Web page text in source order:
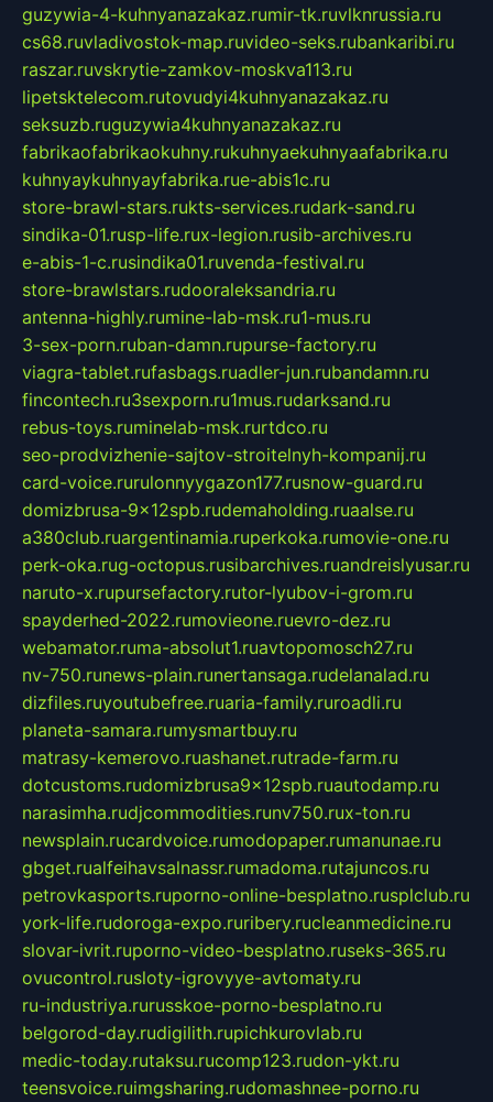
guzywia-4-kuhnyanazakaz.rumir-tk.ruvlknrussia.ru
cs68.ruvladivostok-map.ruvideo-seks.rubankaribi.ru
raszar.ruvskrytie-zamkov-moskva113.ru
lipetsktelecom.rutovudyi4kuhnyanazakaz.ru
seksuzb.ruguzywia4kuhnyanazakaz.ru
fabrikaofabrikaokuhny.rukuhnyaekuhnyaafabrika.ru
kuhnyaykuhnyayfabrika.rue-abis1c.ru
store-brawl-stars.rukts-services.rudark-sand.ru
sindika-01.rusp-life.rux-legion.rusib-archives.ru
e-abis-1-c.rusindika01.ruvenda-festival.ru
store-brawlstars.rudooraleksandria.ru
antenna-highly.rumine-lab-msk.ru1-mus.ru
3-sex-porn.ruban-damn.rupurse-factory.ru
viagra-tablet.rufasbags.ruadler-jun.rubandamn.ru
fincontech.ru3sexporn.ru1mus.rudarksand.ru
rebus-toys.ruminelab-msk.rurtdco.ru
seo-prodvizhenie-sajtov-stroitelnyh-kompanij.ru
card-voice.rurulonnyygazon177.rusnow-guard.ru
domizbrusa-9x12spb.rudemaholding.ruaalse.ru
a380club.ruargentinamia.ruperkoka.rumovie-one.ru
perk-oka.rug-octopus.rusibarchives.ruandreislyusar.ru
naruto-x.rupursefactory.rutor-lyubov-i-grom.ru
spayderhed-2022.rumovieone.ruevro-dez.ru
webamator.ruma-absolut1.ruavtopomosch27.ru
nv-750.runews-plain.runertansaga.rudelanalad.ru
dizfiles.ruyoutubefree.ruaria-family.ruroadli.ru
planeta-samara.rumysmartbuy.ru
matrasy-kemerovo.ruashanet.rutrade-farm.ru
dotcustoms.rudomizbrusa9x12spb.ruautodamp.ru
narasimha.rudjcommodities.runv750.rux-ton.ru
newsplain.rucardvoice.rumodopaper.rumanunae.ru
gbget.rualfeihavsalnassr.rumadoma.rutajuncos.ru
petrovkasports.ruporno-online-besplatno.rusplclub.ru
york-life.rudoroga-expo.ruribery.rucleanmedicine.ru
slovar-ivrit.ruporno-video-besplatno.ruseks-365.ru
ovucontrol.rusloty-igrovyye-avtomaty.ru
ru-industriya.rurusskoe-porno-besplatno.ru
belgorod-day.rudigilith.rupichkurovlab.ru
medic-today.rutaksu.rucomp123.rudon-ykt.ru
teensvoice.ruimgsharing.rudomashnee-porno.ru